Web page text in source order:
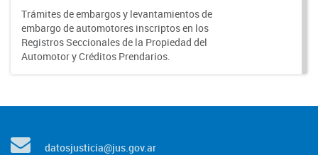
Trámites de embargos y levantamientos de
embargo de automotores inscriptos en los
Registros Seccionales de la Propiedad del
Automotor y Créditos Prendarios.
datosjusticia@jus.gov.ar